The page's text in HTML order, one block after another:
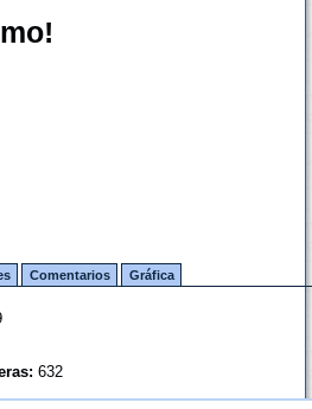
Comentarios Gráfica
632